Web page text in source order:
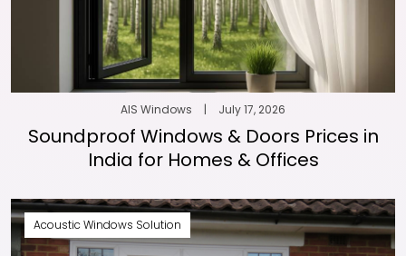
AIS Windows | July 17, 2026
Soundproof Windows & Doors Prices in
India for Homes & Offices
Acoustic Windows Solution